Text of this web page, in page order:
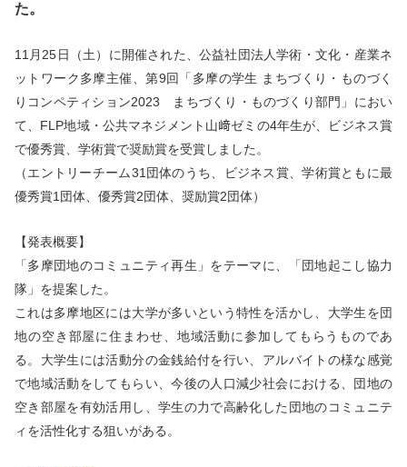
た。
11月25日（土）に開催された、公益社団法人学術・文化・産業ネ
ットワーク多摩主催、第9回「多摩の学生 まちづくり・ものづく
りコンペティション2023 まちづくり・ものづくり部門」におい
て、FLP地域・公共マネジメント山﨑ゼミの4年生が、ビジネス賞
で優秀賞、学術賞で奨励賞を受賞しました。
（エントリーチーム31団体のうち、ビジネス賞、学術賞ともに最
優秀賞1団体、優秀賞2団体、奨励賞2団体）
【発表概要】
「多摩団地のコミュニティ再生」をテーマに、「団地起こし協力
隊」を提案した。
これは多摩地区には大学が多いという特性を活かし、大学生を団
地の空き部屋に住まわせ、地域活動に参加してもらうものであ
る。大学生には活動分の金銭給付を行い、アルバイトの様な感覚
で地域活動をしてもらい、今後の人口減少社会における、団地の
空き部屋を有効活用し、学生の力で高齢化した団地のコミュニテ
ィを活性化する狙いがある。